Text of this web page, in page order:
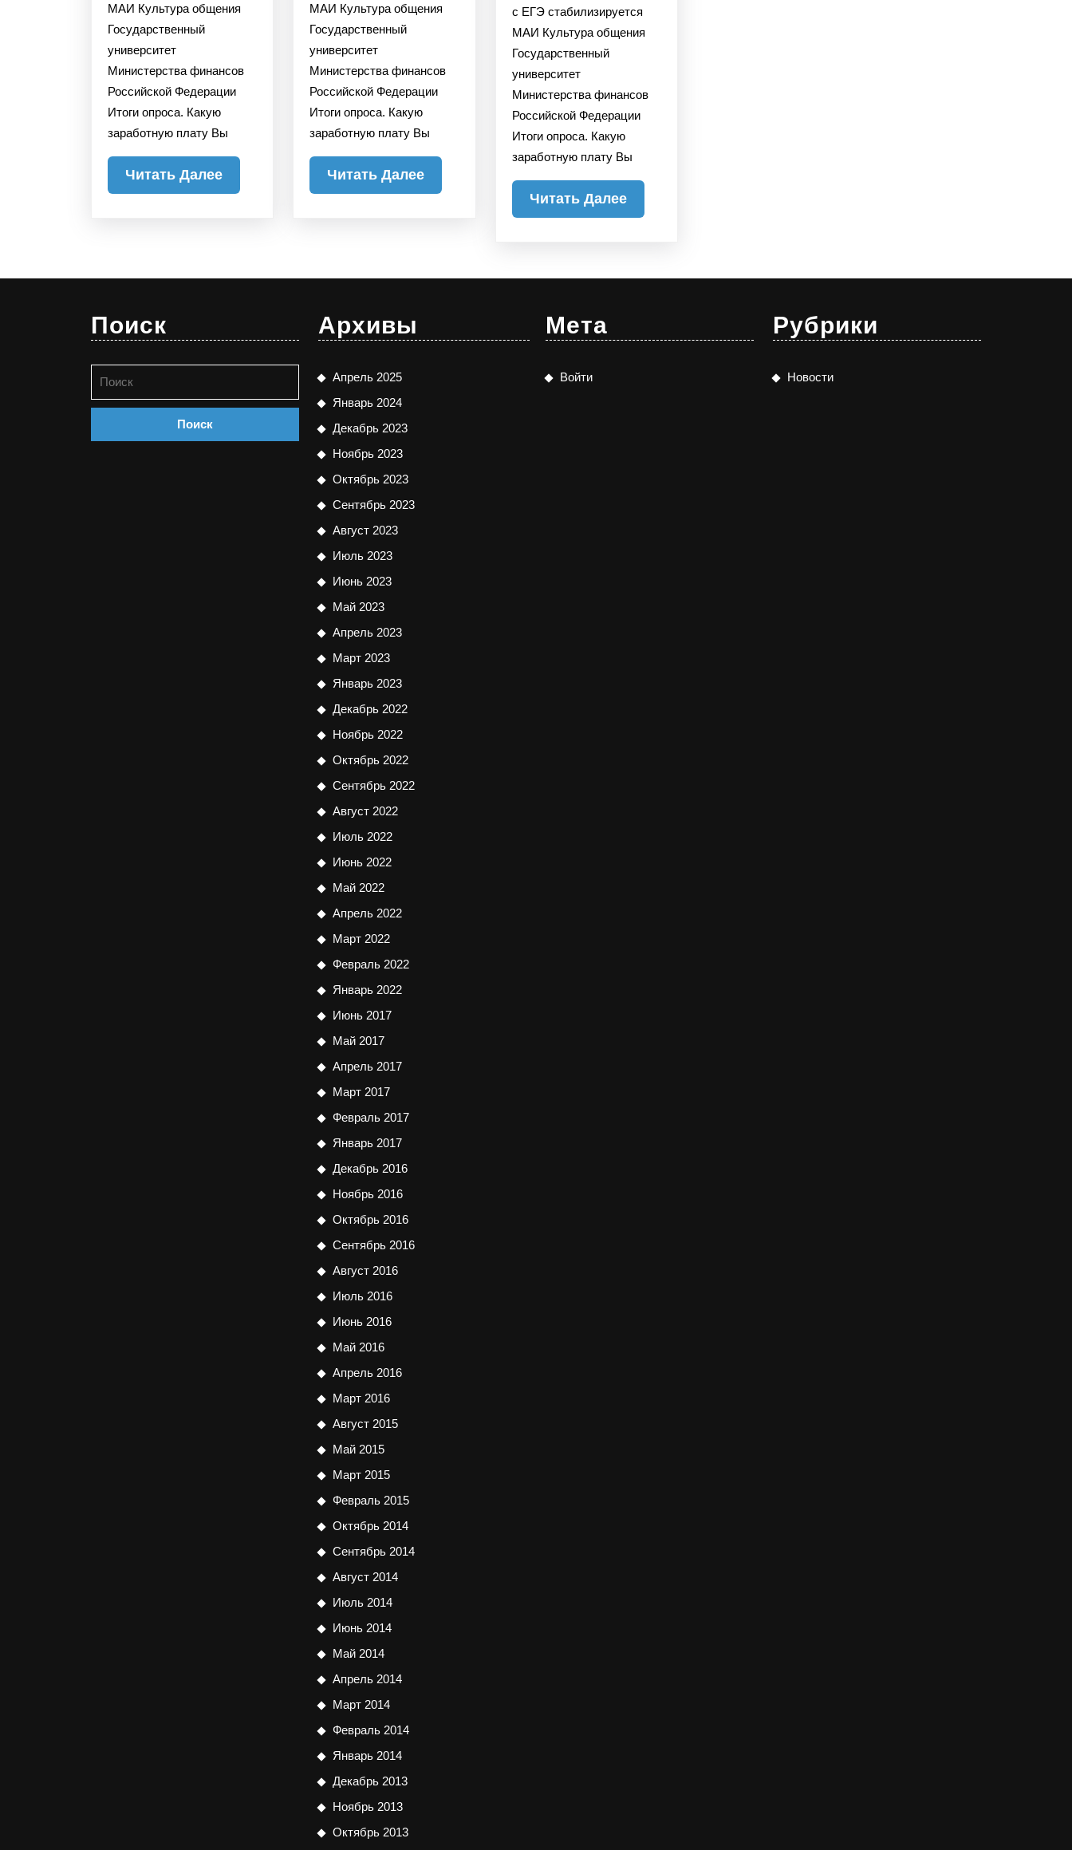
МАИ Культура общения
Государственный
университет
Министерства финансов
Российской Федерации
Итоги опроса. Какую
заработную плату Вы
Читать ДалееЧитать
Далее
МАИ Культура общения
Государственный
университет
Министерства финансов
Российской Федерации
Итоги опроса. Какую
заработную плату Вы
Читать ДалееЧитать
Далее
с ЕГЭ стабилизируется
МАИ Культура общения
Государственный
университет
Министерства финансов
Российской Федерации
Итоги опроса. Какую
заработную плату Вы
Читать ДалееЧитать
Далее
Поиск Архивы
Апрель 2025
Январь 2024
Декабрь 2023
Ноябрь 2023
Октябрь 2023
Сентябрь 2023
Август 2023
Июль 2023
Июнь 2023
Май 2023
Апрель 2023
Март 2023
Январь 2023
Декабрь 2022
Ноябрь 2022
Октябрь 2022
Сентябрь 2022
Август 2022
Июль 2022
Июнь 2022
Май 2022
Апрель 2022
Март 2022
Февраль 2022
Январь 2022
Июнь 2017
Май 2017
Апрель 2017
Март 2017
Февраль 2017
Январь 2017
Декабрь 2016
Ноябрь 2016
Октябрь 2016
Сентябрь 2016
Август 2016
Июль 2016
Июнь 2016
Май 2016
Апрель 2016
Март 2016
Август 2015
Май 2015
Март 2015
Февраль 2015
Октябрь 2014
Сентябрь 2014
Август 2014
Июль 2014
Июнь 2014
Май 2014
Апрель 2014
Март 2014
Февраль 2014
Январь 2014
Декабрь 2013
Ноябрь 2013
Октябрь 2013
Мета
Войти
Рубрики
Новости